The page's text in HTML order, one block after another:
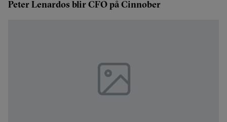
Peter Lenardos blir CFO på Cinnober